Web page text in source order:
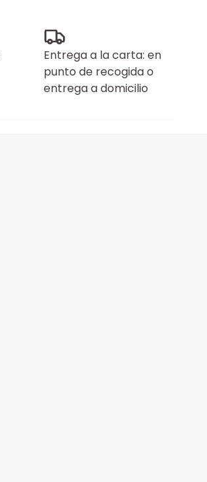
Entrega a la carta: en
punto de recogida o
entrega a domicilio